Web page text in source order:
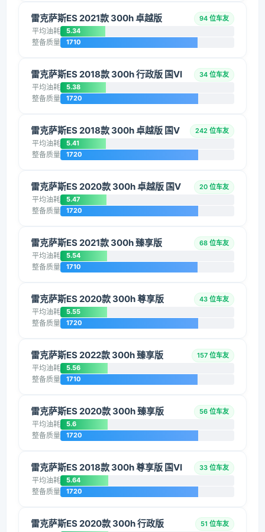
雷克萨斯ES 2021款 300h 卓越版 94 位车友
平均油耗 5.34
整备质量 1710
雷克萨斯ES 2018款 300h 行政版 国VI 34 位车友
平均油耗 5.38
整备质量 1720
雷克萨斯ES 2018款 300h 卓越版 国V 242 位车友
平均油耗 5.41
整备质量 1720
雷克萨斯ES 2020款 300h 卓越版 国V 20 位车友
平均油耗 5.47
整备质量 1720
雷克萨斯ES 2021款 300h 臻享版 68 位车友
平均油耗 5.54
整备质量 1710
雷克萨斯ES 2020款 300h 尊享版 43 位车友
平均油耗 5.55
整备质量 1720
雷克萨斯ES 2022款 300h 臻享版 157 位车友
平均油耗 5.56
整备质量 1710
雷克萨斯ES 2020款 300h 臻享版 56 位车友
平均油耗 5.6
整备质量 1720
雷克萨斯ES 2018款 300h 尊享版 国VI 33 位车友
平均油耗 5.64
整备质量 1720
雷克萨斯ES 2020款 300h 行政版 51 位车友